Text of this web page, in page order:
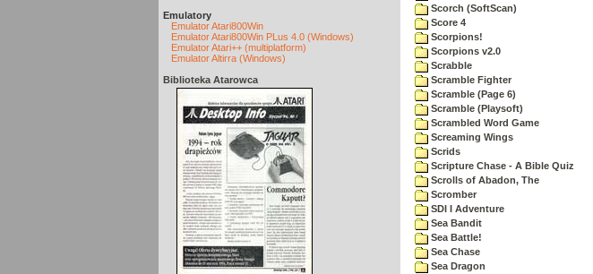
Emulatory
Emulator Atari800Win
Emulator Atari800Win PLus 4.0 (Windows)
Emulator Atari++ (multiplatform)
Emulator Altirra (Windows)
Biblioteka Atarowca
Scorch (SoftScan)
Score 4
Scorpions!
Scorpions v2.0
Scrabble
Scramble Fighter
Scramble (Page 6)
Scramble (Playsoft)
Scrambled Word Game
Screaming Wings
Scrids
Scripture Chase - A Bible Quiz
Scrolls of Abadon, The
Scromber
SDI I Adventure
Sea Bandit
Sea Battle!
Sea Chase
Sea Dragon